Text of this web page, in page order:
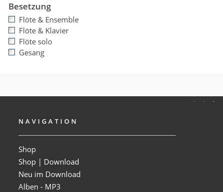
Besetzung
Flöte & Ensemble
Flöte & Klavier
Flöte solo
Gesang
NAVIGATION
Shop
Shop | Download
Neu im Download
Alben - MP3